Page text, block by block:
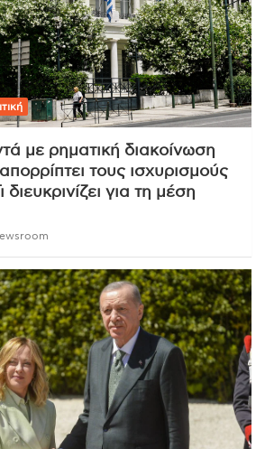
με ρηματική διακοίνωση
τους ισχυρισμούς
διευκρινίζει για τη μέση